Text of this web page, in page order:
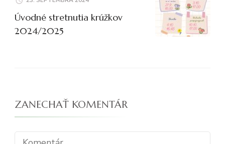
Úvodné stretnutia krúžkov
2024/2025
ZANECHAŤ KOMENTÁR